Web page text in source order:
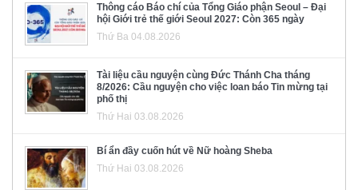
Thông cáo Báo chí của Tổng Giáo phận Seoul – Đại
hội Giới trẻ thế giới Seoul 2027: Còn 365 ngày
Thứ Ba 04.08.2026
Tài liệu cầu nguyện cùng Đức Thánh Cha tháng
8/2026: Cầu nguyện cho việc loan báo Tin mừng tại
phố thị
Thứ Hai 03.08.2026
Bí ẩn đầy cuốn hút về Nữ hoàng Sheba
Thứ Hai 03.08.2026